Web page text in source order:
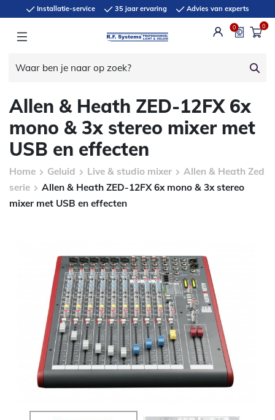
Installatie-service 35 jaar ervaring Advies van experts
0 0
Allen & Heath ZED-12FX 6x
mono & 3x stereo mixer met
USB en effecten
Home Geluid Live & studio mixer
Allen & Heath Zed
serie
Allen & Heath ZED-12FX 6x mono & 3x stereo
mixer met USB en effecten